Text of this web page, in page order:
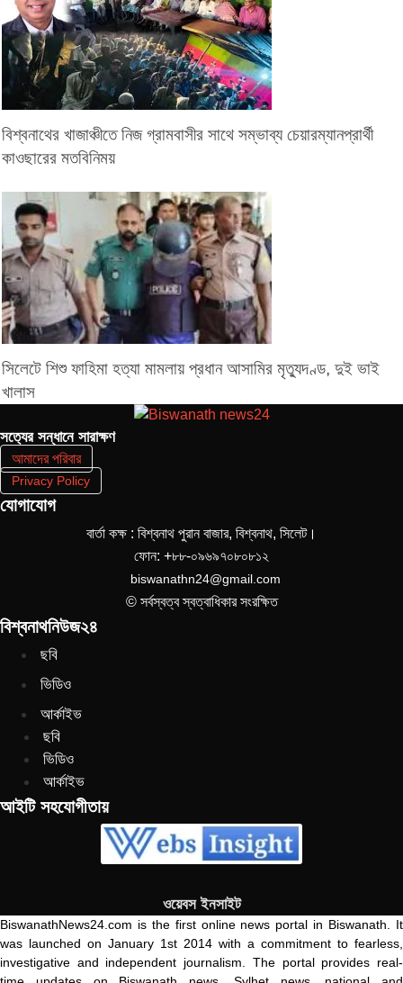
বিশ্বনাথের খাজাঞ্চীতে নিজ গ্রামবাসীর সাথে সম্ভাব্য চেয়ারম্যানপ্রার্থী
কাওছারের মতবিনিময়
সিলেটে শিশু ফাহিমা হত্যা মামলায় প্রধান আসামির মৃত্যুদণ্ড, দুই ভাই
খালাস
সত‌্যের সন্ধানে সারাক্ষণ
আমাদের পরিবার
Privacy Policy
যোগাযোগ
বার্তা কক্ষ : বিশ্বনাথ পুরান বাজার, বিশ্বনাথ, সিলেট।
ফোন: +৮৮-০৯৬৯৭০৮০৮১২
biswanathn24@gmail.com
© সর্বস্বত্ব স্বত্বাধিকার সংরক্ষিত
বিশ্বনাথনিউজ২৪
ছবি
ভিডিও
আর্কাইভ
ছবি
ভিডিও
আর্কাইভ
আইটি সহযোগীতায়
ওয়েবস ইনসাইট
BiswanathNews24.com is the first online news portal in Biswanath. It
was launched on January 1st 2014 with a commitment to fearless,
investigative and independent journalism. The portal provides real-